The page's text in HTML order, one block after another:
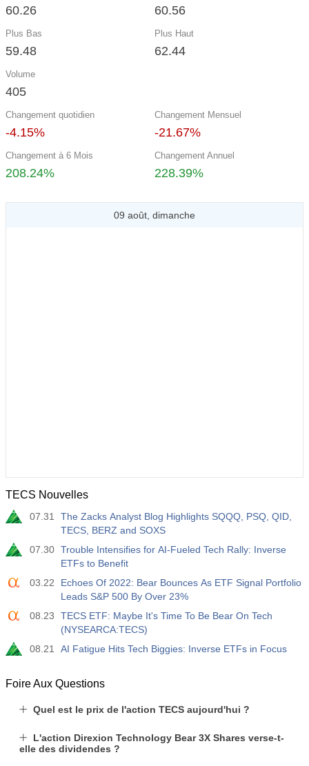
60.26 60.56
Plus Bas
59.48
Plus Haut
62.44
Volume
405
Changement quotidien
-4.15%
Changement Mensuel
-21.67%
Changement à 6 Mois
208.24%
Changement Annuel
228.39%
09 août, dimanche
TECS Nouvelles
07.31
The Zacks Analyst Blog Highlights SQQQ, PSQ, QID,
TECS, BERZ and SOXS
07.30 Trouble Intensifies for AI-Fueled Tech Rally: Inverse
ETFs to Benefit
03.22
Echoes Of 2022: Bear Bounces As ETF Signal Portfolio
Leads S&P 500 By Over 23%
08.23
TECS ETF: Maybe It's Time To Be Bear On Tech
(NYSEARCA:TECS)
08.21
AI Fatigue Hits Tech Biggies: Inverse ETFs in Focus
Foire Aux Questions
Quel est le prix de l'action TECS aujourd'hui ?
L'action Direxion Technology Bear 3X Shares verse-t-
elle des dividendes ?